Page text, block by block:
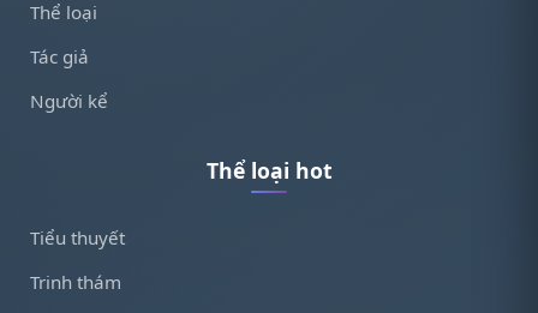
Thể loại
Tác giả
Người kể
Thể loại hot
Tiểu thuyết
Trinh thám